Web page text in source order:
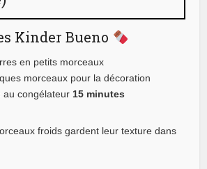
Kinder Bueno
en petits morceaux
morceaux pour la décoration
au congélateur 15 minutes
froids gardent leur texture dans